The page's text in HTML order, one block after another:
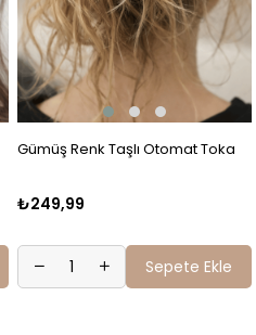
Gümüş Renk Taşlı Otomat Toka
₺249,99
Sepete Ekle